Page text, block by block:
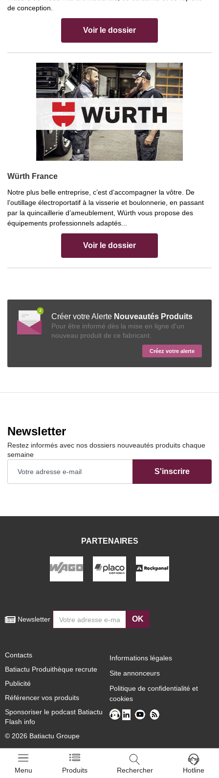
Menu Produits Rechercher Hotline
de conception.
Voir le dossier
Würth France
Notre plus belle entreprise, c’est d’accompagner la vôtre. De
l’outillage électroportatif à la visserie et boulonnerie, en passant
par la quincaillerie d’ameublement, Würth vous propose des
équipements professionnels adaptés...
Voir le dossier
Créer votre Alerte Nouveautés Produits
Pour être informé dès la mise en ligne d'un
nouveau produit de ce fabricant.
Créez votre alerte
Newsletter
Restez informés avec nos dossiers nouveautés produits chaque
semaine
S'inscrire
PARTENAIRES
Newsletter OK
Contacts
Batiactu Produithèque recrute
Publicité
Référencer vos produits
Sponsoriser le podcast Batiactu
Flash info
© 2026 Batiactu Groupe
Informations légales
Site annonceurs
Politique de confidentialité et
cookies